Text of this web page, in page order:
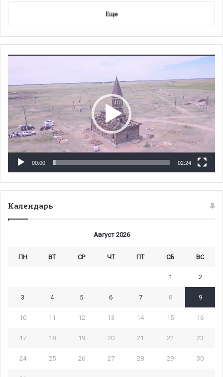
Еще
00:00 02:24
Календарь
Август 2026
ПН ВТ СР ЧТ ПТ СБ ВС
1 2
3 4 5 6 7 8 9
10 11 12 13 14 15 16
17 18 19 20 21 22 23
24 25 26 27 28 29 30